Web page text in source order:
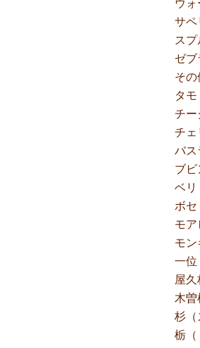
サペ
ス
ゼブ
その
タモ
チー
チェ
バス
ブ
ベリ
ボセ
モア
モン
一位
屋久
木曽
杉（
栃（